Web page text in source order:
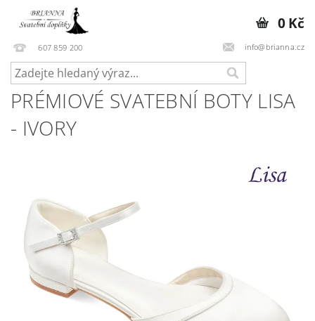
607 859 200 info@brianna.cz
0 Kč
PRÉMIOVÉ SVATEBNÍ BOTY LISA
- IVORY